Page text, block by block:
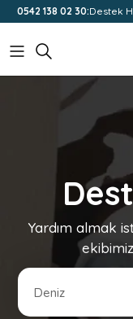
0542 138 02 30:Destek
Yardım almak